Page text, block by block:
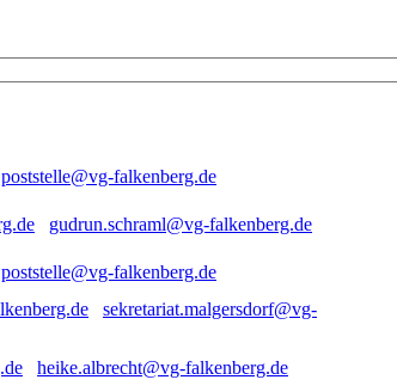
poststelle@vg-falkenberg.de
gudrun.schraml@vg-falkenberg.de
poststelle@vg-falkenberg.de
sekretariat.malgersdorf@vg-
heike.albrecht@vg-falkenberg.de